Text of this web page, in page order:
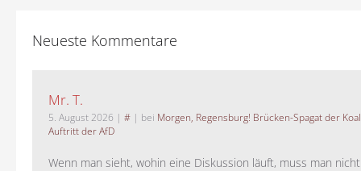
Neueste Kommentare
Mr. T.
5. August 2026 | # | bei Morgen, Regensburg! Brücken-Spagat der
Auftritt der AfD
Wenn man sieht, wohin eine Diskussion läuft, muss man